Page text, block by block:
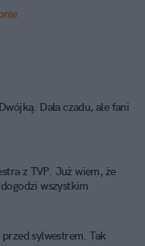
Dała czadu, ale fani
z TVP. Już wiem, że
wszystkim
sylwestrem. Tak